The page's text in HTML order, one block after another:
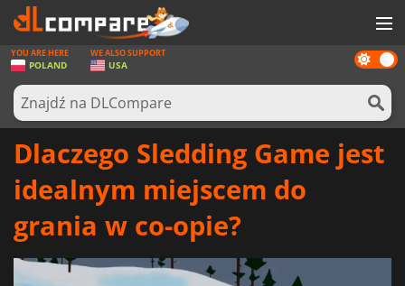
GRY
KARTY DO GIER
OPROGRAMOWANIE
SPRZĘT KOMPUTEROWY
AKTUALNOŚCI
ZALOGUJ SIĘ LUB ZAREJESTRUJ
Dark
mode
YOU ARE HERE
POLAND
WE ALSO SUPPORT
USA
Dlaczego Sledding Game jest
idealnym miejscem do
grania w co-opie?